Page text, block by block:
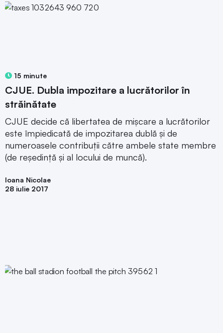
15 minute
CJUE. Dubla impozitare a lucrătorilor în
străinătate
CJUE decide că libertatea de mișcare a lucrătorilor
este împiedicată de impozitarea dublă și de
numeroasele contribuții către ambele state membre
(de reședință și al locului de muncă).
Ioana Nicolae
28 iulie 2017